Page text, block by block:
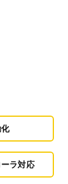
ラ対応